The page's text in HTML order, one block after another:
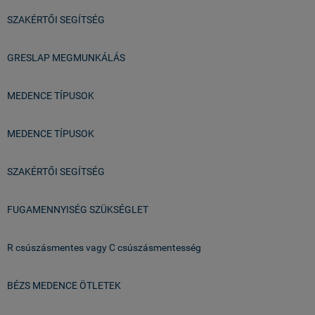
SZAKÉRTŐI SEGÍTSÉG
GRESLAP MEGMUNKÁLÁS
MEDENCE TÍPUSOK
MEDENCE TÍPUSOK
SZAKÉRTŐI SEGÍTSÉG
FUGAMENNYISÉG SZÜKSÉGLET
R csúszásmentes vagy C csúszásmentesség
BÉZS MEDENCE ÖTLETEK